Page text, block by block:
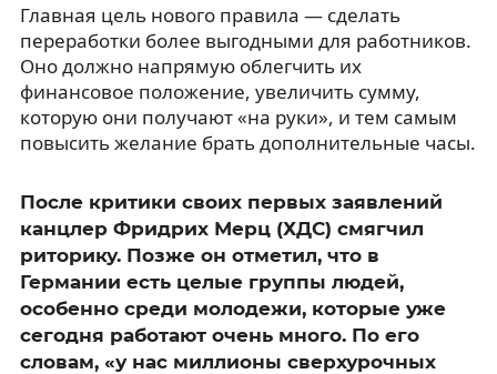
Главная цель нового правила — сделать
переработки более выгодными для работников.
Оно должно напрямую облегчить их
финансовое положение, увеличить сумму,
которую они получают «на руки», и тем самым
повысить желание брать дополнительные часы.
После критики своих первых заявлений
канцлер Фридрих Мерц (ХДС) смягчил
риторику. Позже он отметил, что в
Германии есть целые группы людей,
особенно среди молодежи, которые уже
сегодня работают очень много. По его
словам, «у нас миллионы сверхурочных